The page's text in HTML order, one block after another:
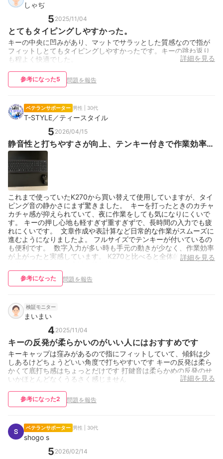
しゃぢ
5 2025/11/04
とてもタイピングしやすかった。
キーの中央に凹みがあり、マットでサラッとした質感なので指が
フィットしとてもタイピングしやすかったです。キーの跳ね返り
も程よく快適でした。
詳細を見る
参考になった5 問題を報告
ベテランサポーター 男性 | 30代
T-STYLE／ティースタイル
5 2026/04/15
静音性と打ちやすさが向上、テンキー付きで作業効率も
アップ
これまで使っていたK270から買い替えて使用していますが、タイ
ピング音の静かさにまず驚きました。 キーを打ったときのカチャ
カチャ感が抑えられていて、夜に作業をしても気になりにくいで
す。 キーの押し心地も軽すぎず重すぎずで、長時間の入力でも疲
れにくいです。 文章作成や表計算など日常的な作業がスムーズに
進むようになりましたよ。 フルサイズでテンキーが付いているの
も便利です。 数字入力が多い時も手元の動きが少なく、作業効率
が上がったと実感しています。 K270と比べると全体的に打鍵感が
ね。 シンプルな見た目なのでデスク周りにもなじみやすく、静
かな環境で使いたい方や、テンキー付きで快適に入力したい方に
詳細を見る
参考になった 問題を報告
検証モニター
まいまい
4 2025/11/04
キーの反発が柔らかいのがいい人にはおすすめです
キーキャップは窪みがあるので指にフィットしていて、傾斜は少
しあるけどちょうどいい角度で打ちやすいです キーの反発は柔ら
かくて底打ち感はちょっとだけです 打鍵音は柔らかめの反発のせ
いかほとんどなくうるさく感じません
詳細を見る
参考になった2 問題を報告
ベテランサポーター 男性 | 30代
shogo s
5 2026/02/14